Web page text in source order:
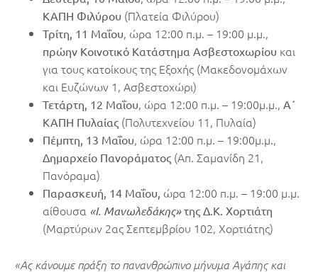
ΚΑΠΗ Φιλύρου (Πλατεία Φιλύρου)
Τρίτη, 11 Μαΐου, ώρα 12:00 π.μ. – 19:00 μ.μ.,
πρώην Κοινοτικό Κατάστημα Ασβεστοχωρίου και
για τους κατοίκους της Εξοχής (Μακεδονομάχων
και Ευζώνων 1, Ασβεστοχώρι)
Τετάρτη, 12 Μαΐου, ώρα 12:00 π.μ. – 19:00μ.μ., Α΄
ΚΑΠΗ Πυλαίας (Πολυτεχνείου 11, Πυλαία)
Πέμπτη, 13 Μαΐου, ώρα 12:00 π.μ. – 19:00μ.μ.,
Δημαρχείο Πανοράματος (Απ. Σαμανίδη 21,
Πανόραμα)
Παρασκευή, 14 Μαΐου, ώρα 12:00 π.μ. – 19:00 μ.μ.
αίθουσα «Ι. Μανωλεδάκης»της Δ.Κ. Χορτιάτη
(Μαρτύρων 2ας Σεπτεμβρίου 102, Χορτιάτης)
«Ας κάνουμε πράξη το πανανθρώπινο μήνυμα Αγάπης και